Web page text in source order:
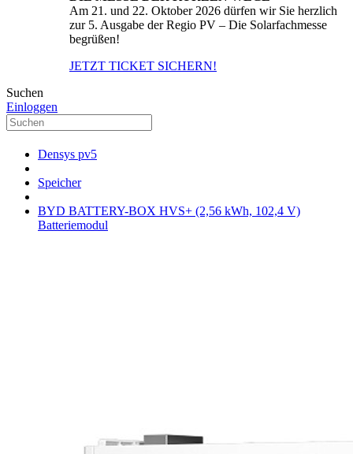
Am 21. und 22. Oktober 2026 dürfen wir Sie herzlich
zur 5. Ausgabe der Regio PV – Die Solarfachmesse
begrüßen!
JETZT TICKET SICHERN!
Suchen
Einloggen
Densys pv5
Speicher
BYD BATTERY-BOX HVS+ (2,56 kWh, 102,4 V)
Batteriemodul